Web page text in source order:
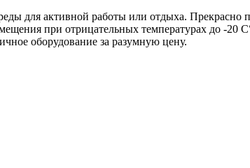
для активной работы или отдыха. Прекрасно
при отрицательных температурах до -20
оборудование за разумную цену.